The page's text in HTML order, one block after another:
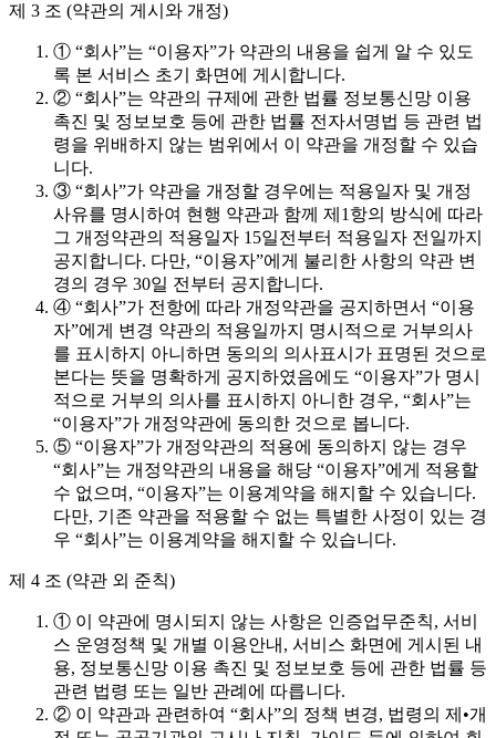
제 3 조 (약관의 게시와 개정)
① “회사”는 “이용자”가 약관의 내용을 쉽게 알 수 있도
록 본 서비스 초기 화면에 게시합니다.
② “회사”는 약관의 규제에 관한 법률 정보통신망 이용
촉진 및 정보보호 등에 관한 법률 전자서명법 등 관련 법
령을 위배하지 않는 범위에서 이 약관을 개정할 수 있습
니다.
③ “회사”가 약관을 개정할 경우에는 적용일자 및 개정
사유를 명시하여 현행 약관과 함께 제1항의 방식에 따라
그 개정약관의 적용일자 15일전부터 적용일자 전일까지
공지합니다. 다만, “이용자”에게 불리한 사항의 약관 변
경의 경우 30일 전부터 공지합니다.
④ “회사”가 전항에 따라 개정약관을 공지하면서 “이용
자”에게 변경 약관의 적용일까지 명시적으로 거부의사
를 표시하지 아니하면 동의의 의사표시가 표명된 것으로
본다는 뜻을 명확하게 공지하였음에도 “이용자”가 명시
적으로 거부의 의사를 표시하지 아니한 경우, “회사”는
“이용자”가 개정약관에 동의한 것으로 봅니다.
⑤ “이용자”가 개정약관의 적용에 동의하지 않는 경우
“회사”는 개정약관의 내용을 해당 “이용자”에게 적용할
수 없으며, “이용자”는 이용계약을 해지할 수 있습니다.
다만, 기존 약관을 적용할 수 없는 특별한 사정이 있는 경
우 “회사”는 이용계약을 해지할 수 있습니다.
제 4 조 (약관 외 준칙)
① 이 약관에 명시되지 않는 사항은 인증업무준칙, 서비
스 운영정책 및 개별 이용안내, 서비스 화면에 게시된 내
용, 정보통신망 이용 촉진 및 정보보호 등에 관한 법률 등
관련 법령 또는 일반 관례에 따릅니다.
② 이 약관과 관련하여 “회사”의 정책 변경, 법령의 제•개